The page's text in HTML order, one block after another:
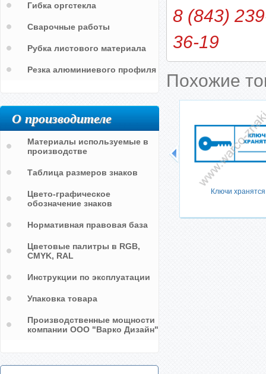
8 (843)
36-19
Похожие
Ключи хранятся
Гибка оргстекла
Сварочные работы
Рубка листового материала
Резка алюминиевого профиля
О производителе
Материалы используемые в
производстве
Таблица размеров знаков
Цвето-графическое
обозначение знаков
Нормативная правовая база
Цветовые палитры в RGB,
CMYK, RAL
Инструкции по эксплуатации
Упаковка товара
Производственные мощности
компании ООО "Варко Дизайн"